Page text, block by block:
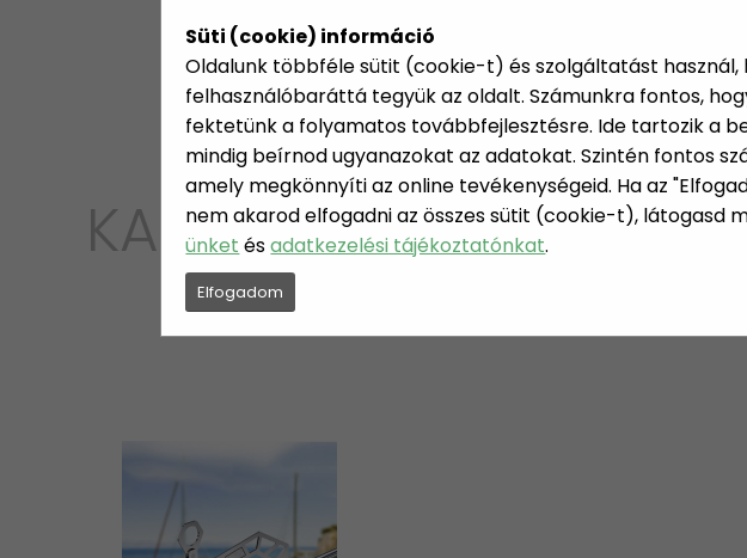
Süti (cookie) információ
Oldalunk többféle sütit (cookie-t) és szolgáltatást
felhasználóbaráttá tegyük az oldalt. Számunkra fontos,
fektetünk a folyamatos továbbfejlesztésre. Ide tartozik a
mindig beírnod ugyanazokat az adatokat. Szintén fontos
amely megkönnyíti az online tevékenységeid. Ha az
nem akarod elfogadni az összes sütit (cookie-t), látogasd
ünket ésadatkezelési tájékoztatónkat.
Elfogadom
KATEGÓRIÁK HETI AJÁNLAT
KATEGÓRIA JÁTÉK, PARTY KELLÉKEK